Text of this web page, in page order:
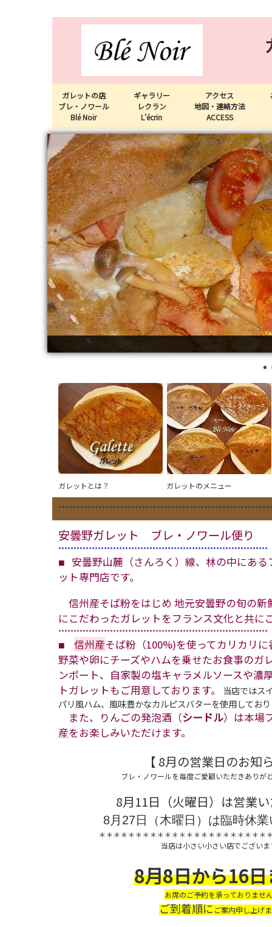
ガレットの店
ブレ・ノワール
Blé Noir
ギャラリー
レクラン
L'écrin
アクセス
地図・連絡方法
ACCESS
La Bonheur ｄ’Hotaka
ガレットとは？ ガレットのメニュー
安曇野ガレット ブレ・ノワール便り
*********************************************************************
■ 安曇野山麓（さんろく）線、林の中にあ
ット専門店です。
信州産そば粉をはじめ 地元安曇野の旬の新
にこだわったガレットをフランス文化と共に
*********************************************************************
■
信州産そば粉（100%)を使ってカリカリ
野菜や卵にチーズやハムを乗せたお食事のガ
ンポート、自家製の塩キャラメルソースや濃
トガレットもご用意しております。
当店ではス
パリ風ハム、風味豊かなカルピスバターを使用してお
また、りんごの発泡酒（シードル）は本場
産をお楽しみいただけます。
【 8月の営業日のお知
ブレ・ノワールを毎度ご愛顧いただきありが
8月11日（火曜日）は営業
8月27日（木曜日）は臨時休
＊＊＊＊＊＊＊＊＊＊＊＊＊＊＊＊＊＊＊＊＊＊＊
当店は小さい小さい店でございま
8月8日から16
お席のご予約を承っておりませ
ご到着順にご案内申し上げ